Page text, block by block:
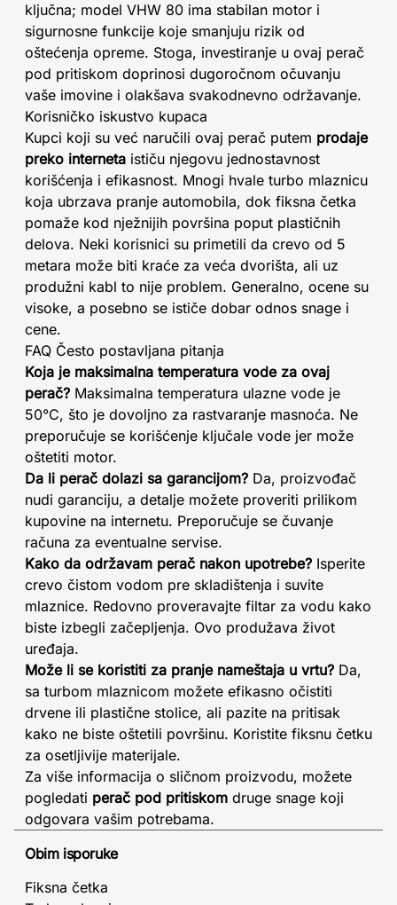
ključna; model VHW 80 ima stabilan motor i
sigurnosne funkcije koje smanjuju rizik od
oštećenja opreme. Stoga, investiranje u ovaj perač
pod pritiskom doprinosi dugoročnom očuvanju
vaše imovine i olakšava svakodnevno održavanje.
Korisničko iskustvo kupaca
Kupci koji su već naručili ovaj perač putem prodaje
preko interneta ističu njegovu jednostavnost
korišćenja i efikasnost. Mnogi hvale turbo mlaznicu
koja ubrzava pranje automobila, dok fiksna četka
pomaže kod nježnijih površina poput plastičnih
delova. Neki korisnici su primetili da crevo od 5
metara može biti kraće za veća dvorišta, ali uz
produžni kabl to nije problem. Generalno, ocene su
visoke, a posebno se ističe dobar odnos snage i
cene.
FAQ Često postavljana pitanja
Koja je maksimalna temperatura vode za ovaj
perač? Maksimalna temperatura ulazne vode je
50°C, što je dovoljno za rastvaranje masnoća. Ne
preporučuje se korišćenje ključale vode jer može
oštetiti motor.
Da li perač dolazi sa garancijom? Da, proizvođač
nudi garanciju, a detalje možete proveriti prilikom
kupovine na internetu. Preporučuje se čuvanje
računa za eventualne servise.
Kako da održavam perač nakon upotrebe? Isperite
crevo čistom vodom pre skladištenja i suvite
mlaznice. Redovno proveravajte filtar za vodu kako
biste izbegli začepljenja. Ovo produžava život
uređaja.
Može li se koristiti za pranje nameštaja u vrtu? Da,
sa turbom mlaznicom možete efikasno očistiti
drvene ili plastične stolice, ali pazite na pritisak
kako ne biste oštetili površinu. Koristite fiksnu četku
za osetljivije materijale.
Za više informacija o sličnom proizvodu, možete
pogledati perač pod pritiskom druge snage koji
odgovara vašim potrebama.
Obim isporuke
Fiksna četka